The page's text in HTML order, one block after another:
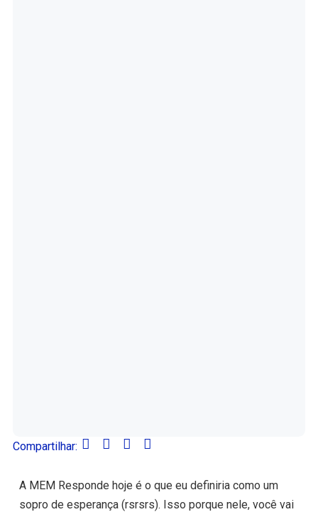
Compartilhar:
A MEM Responde hoje é o que eu definiria como um
sopro de esperança (rsrsrs). Isso porque nele, você vai